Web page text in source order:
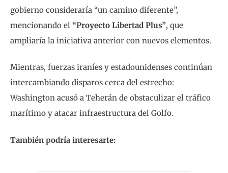
gobierno consideraría “un camino diferente”,
mencionando el “Proyecto Libertad Plus”, que
ampliaría la iniciativa anterior con nuevos elementos.
Mientras, fuerzas iraníes y estadounidenses continúan
intercambiando disparos cerca del estrecho:
Washington acusó a Teherán de obstaculizar el tráfico
marítimo y atacar infraestructura del Golfo.
También podría interesarte: